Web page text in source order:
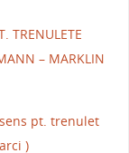
TRENULETE
– MARKLIN
pt. trenulet
)